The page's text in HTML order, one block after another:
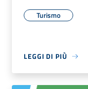
Turismo
LEGGI DI PIÙ